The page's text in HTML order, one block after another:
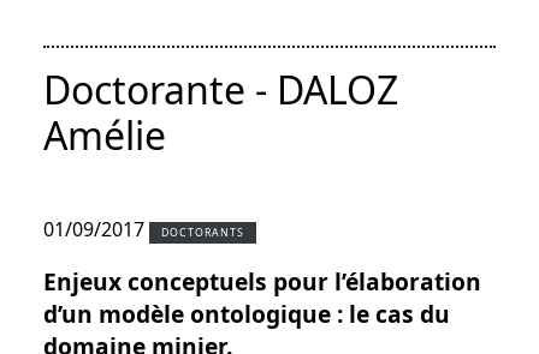
Doctorante - DALOZ
Amélie
01/09/2017 DOCTORANTS
Enjeux conceptuels pour l’élaboration
d’un modèle ontologique : le cas du
domaine minier.